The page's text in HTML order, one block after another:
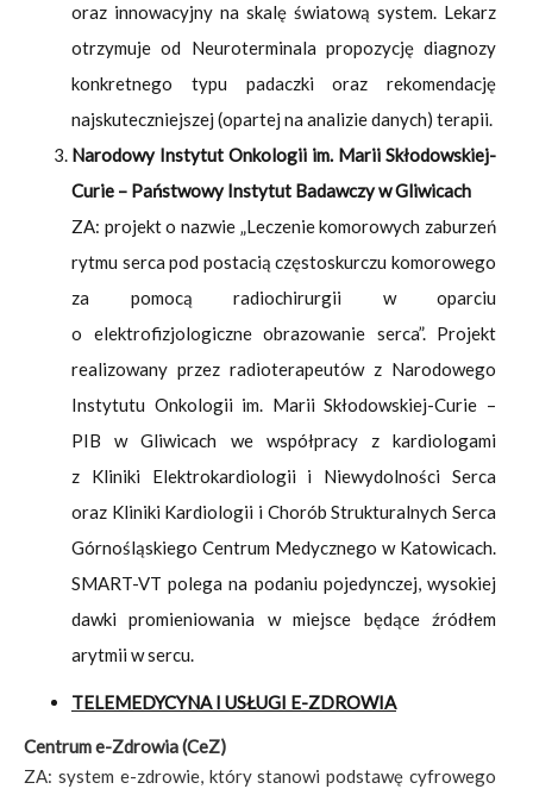
oraz innowacyjny na skalę światową system. Lekarz
otrzymuje od Neuroterminala propozycję diagnozy
konkretnego typu padaczki oraz rekomendację
najskuteczniejszej (opartej na analizie danych) terapii.
Narodowy Instytut Onkologii im. Marii Skłodowskiej-
Curie – Państwowy Instytut Badawczy w Gliwicach
ZA: projekt o nazwie „Leczenie komorowych zaburzeń
rytmu serca pod postacią częstoskurczu komorowego
za pomocą radiochirurgii w oparciu
o elektrofizjologiczne obrazowanie serca”. Projekt
realizowany przez radioterapeutów z Narodowego
Instytutu Onkologii im. Marii Skłodowskiej-Curie –
PIB w Gliwicach we współpracy z kardiologami
z Kliniki Elektrokardiologii i Niewydolności Serca
oraz Kliniki Kardiologii i Chorób Strukturalnych Serca
Górnośląskiego Centrum Medycznego w Katowicach.
SMART-VT polega na podaniu pojedynczej, wysokiej
dawki promieniowania w miejsce będące źródłem
arytmii w sercu.
TELEMEDYCYNA I USŁUGI E-ZDROWIA
Centrum e-Zdrowia (CeZ)
ZA: system e-zdrowie, który stanowi podstawę cyfrowego